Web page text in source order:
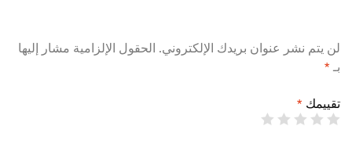
لن يتم نشر عنوان بريدك الإلكتروني. الحقول الإلزامية مشار إليها
بـ *
تقييمك *